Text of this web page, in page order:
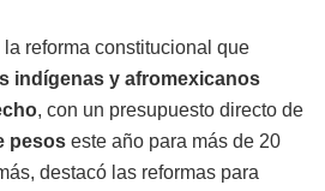
reforma constitucional que
indígenas y afromexicanos
, con un presupuesto directo de
pesos este año para más de 20
destacó las reformas para